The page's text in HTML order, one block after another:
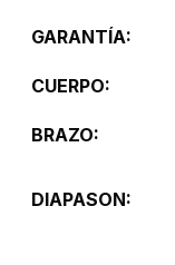
GARANTÍA:
CUERPO:
BRAZO:
DIAPASON: